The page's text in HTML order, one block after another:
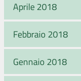
Aprile 2018
Febbraio 2018
Gennaio 2018